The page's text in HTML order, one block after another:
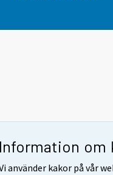
om
använder kakor på vår